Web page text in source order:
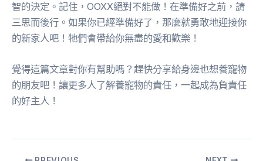
智的決定。記住，OOXX絕對不能做！在準備好之前，請
三思而後行。如果你已經準備好了，那麼就勇敢地迎接你
的新家人吧！牠們會帶給你無盡的愛和歡樂！
覺得這篇文章對你有幫助嗎？趕快分享給身邊也想養寵物
的朋友吧！讓更多人了解養寵物的責任，一起成為負責任
的好主人！